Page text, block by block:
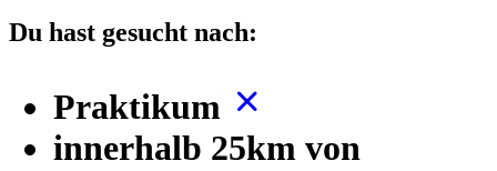
Du hast gesucht nach:
Praktikum
innerhalb 25km von